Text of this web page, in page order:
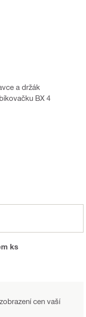
a držák
BX 4
ks
cen vaší